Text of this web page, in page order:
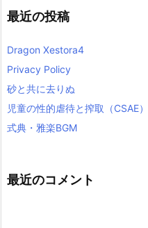
最近の投稿
Dragon Xestora4
Privacy Policy
砂と共に去りぬ
児童の性的虐待と搾取（CSAE
式典・雅楽BGM
最近のコメント